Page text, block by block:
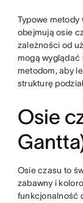
Typowe metody
obejmują osie
zależności od
mogą wyglądać
metodom, aby
strukturę
Osie
Osie czasu to
zabawny i
funkcjonalność